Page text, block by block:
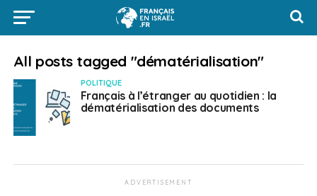
All posts tagged "dématérialisation"
POLITIQUE
Français à l’étranger au quotidien : la
dématérialisation des documents
ADVERTISEMENT